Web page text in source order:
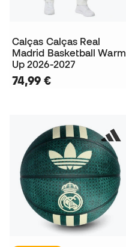
Calças Calças Real
Madrid Basketball Warm
Up 2026-2027
74,99 €